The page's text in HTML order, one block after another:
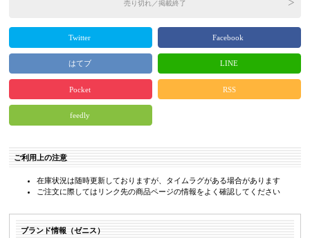
売り切れ／掲載終了
Twitter Facebook
はてブ LINE
Pocket RSS
feedly
ご利用上の注意
在庫状況は随時更新しておりますが、タイムラグがある場合があります
ご注文に際してはリンク先の商品ページの情報をよく確認してください
ブランド情報（ゼニス）